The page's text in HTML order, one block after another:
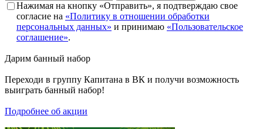
Нажимая на кнопку «Отправить», я подтверждаю свое
согласие на «Политику в отношении обработки
персональных данных» и принимаю «Пользовательское
соглашение».
Дарим банный набор
Переходи в группу Капитана в ВК и получи возможность
выиграть банный набор!
Подробнее об акции